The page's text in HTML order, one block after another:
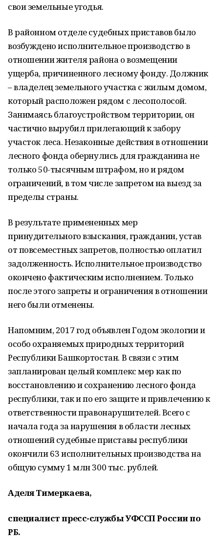
свои земельные угодья.
В районном отделе судебных приставов было
возбуждено исполнительное производство в
отношении жителя района о возмещении
ущерба, причиненного лесному фонду. Должник
– владелец земельного участка с жилым домом,
который расположен рядом с лесополосой.
Занимаясь благоустройством территории, он
частично вырубил прилегающий к забору
участок леса. Незаконные действия в отношении
лесного фонда обернулись для гражданина не
только 50-тысячным штрафом, но и рядом
ограничений, в том числе запретом на выезд за
пределы страны.
В результате примененных мер
принудительного взыскания, гражданин, устав
от повсеместных запретов, полностью оплатил
задолженность. Исполнительное производство
окончено фактическим исполнением. Только
после этого запреты и ограничения в отношении
него были отменены.
Напомним, 2017 год объявлен Годом экологии и
особо охраняемых природных территорий
Республики Башкортостан. В связи с этим
запланирован целый комплекс мер как по
восстановлению и сохранению лесного фонда
республики, так и по его защите и привлечению к
ответственности правонарушителей. Всего с
начала года за нарушения в области лесных
отношений судебные приставы республики
окончили 63 исполнительных производства на
общую сумму 1 млн 300 тыс. рублей.
Аделя Тимеркаева,
специалист пресс-службы УФССП России по
РБ.